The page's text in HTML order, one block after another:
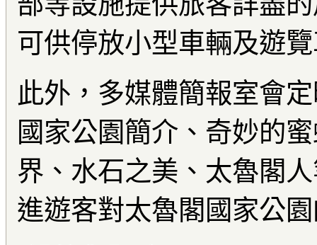
可供停放小型車輛及遊
此外，多媒體簡報室會
國家公園簡介、奇妙的
界、水石之美、太魯閣
進遊客對太魯閣國家公